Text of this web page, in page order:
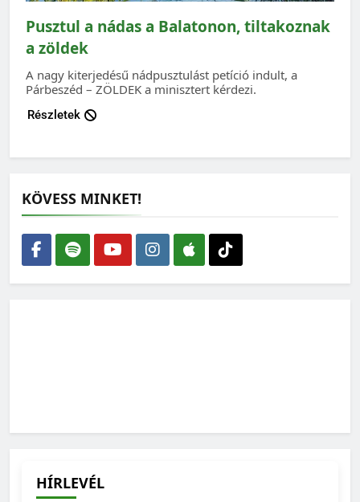
Pusztul a nádas a Balatonon, tiltakoznak
a zöldek
A nagy kiterjedésű nádpusztulást petíció indult, a
Párbeszéd – ZÖLDEK a minisztert kérdezi.
Részletek
KÖVESS MINKET!
HÍRLEVÉL